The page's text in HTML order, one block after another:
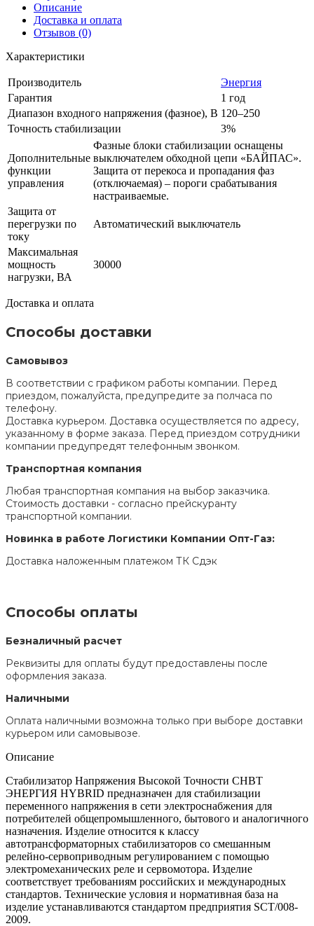
Описание
Доставка и оплата
Отзывов (0)
Характеристики
Производитель
Энергия
Гарантия
1 год
Диапазон входного напряжения (фазное), В 120–250
Точность стабилизации
3%
Дополнительные
функции
управления
Фазные блоки стабилизации оснащены
выключателем обходной цепи «БАЙПАС».
Защита от перекоса и пропадания фаз
(отключаемая) – пороги срабатывания
настраиваемые.
Защита от
перегрузки по
току
Автоматический выключатель
Максимальная
мощность
нагрузки, ВА
30000
Доставка и оплата
Способы доставки
Самовывоз
В соответствии с графиком работы компании. Перед
приездом, пожалуйста, предупредите за полчаса по
телефону.
Доставка курьером. Доставка осуществляется по адресу,
указанному в форме заказа. Перед приездом сотрудники
компании предупредят телефонным звонком.
Транспортная компания
Любая транспортная компания на выбор заказчика.
Стоимость доставки - согласно прейскуранту
транспортной компании.
Новинка в работе Логистики Компании Опт-Газ:
Доставка наложенным платежом ТК Сдэк
Способы оплаты
Безналичный расчет
Реквизиты для оплаты будут предоставлены после
оформления заказа.
Наличными
Оплата наличными возможна только при выборе доставки
курьером или самовывозе.
Описание
Стабилизатор Напряжения Высокой Точности СНВТ
ЭНЕРГИЯ HYBRID предназначен для стабилизации
переменного напряжения в сети электроснабжения для
потребителей общепромышленного, бытового и аналогичного
назначения. Изделие относится к классу
автотрансформаторных стабилизаторов со смешанным
релейно-сервоприводным регулированием с помощью
электромеханических реле и сервомотора. Изделие
соответствует требованиям российских и международных
стандартов. Технические условия и нормативная база на
изделие устанавливаются стандартом предприятия SCT/008-
2009.